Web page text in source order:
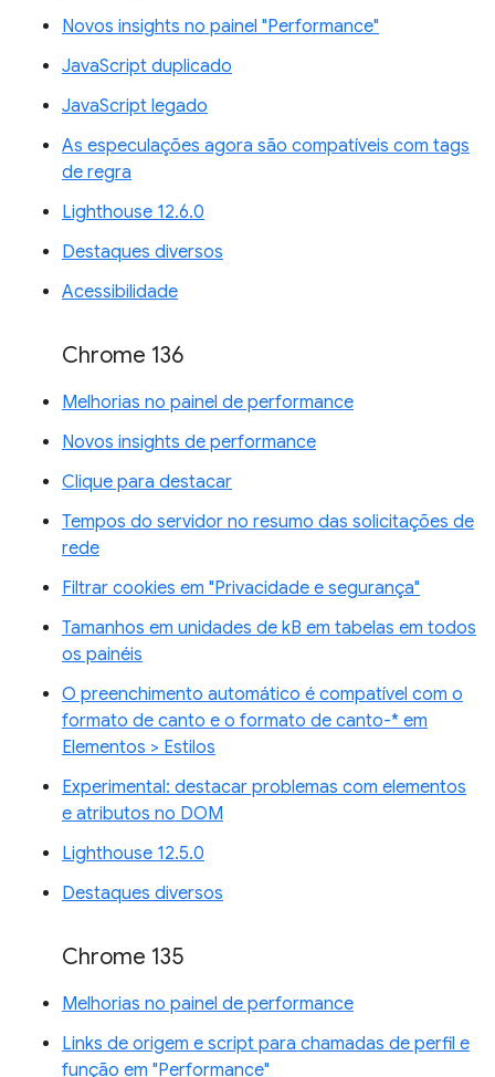
Novos insights no painel "Performance"
JavaScript duplicado
JavaScript legado
As especulações agora são compatíveis com tags
de regra
Lighthouse 12.6.0
Destaques diversos
Acessibilidade
Chrome 136
Melhorias no painel de performance
Novos insights de performance
Clique para destacar
Tempos do servidor no resumo das solicitações de
rede
Filtrar cookies em "Privacidade e segurança"
Tamanhos em unidades de kB em tabelas em todos
os painéis
O preenchimento automático é compatível com o
formato de canto e o formato de canto-* em
Elementos > Estilos
Experimental: destacar problemas com elementos
e atributos no DOM
Lighthouse 12.5.0
Destaques diversos
Chrome 135
Melhorias no painel de performance
Links de origem e script para chamadas de perfil e
função em "Performance"